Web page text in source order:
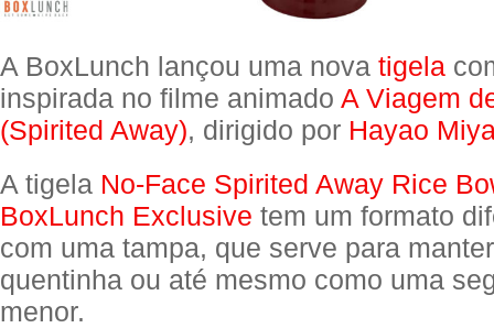
A BoxLunch lançou uma nova tigela
inspirada no filme animado A Viagem
(Spirited Away), dirigido por Hayao
A tigela No-Face Spirited Away Rice
BoxLunch Exclusive tem um formato
com uma tampa, que serve para
quentinha ou até mesmo como uma
menor.